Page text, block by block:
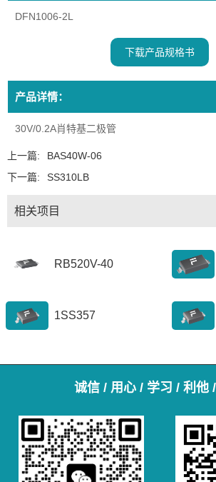
DFN1006-2L
下载产品规格书
产品详情：
30V/0.2A肖特基二极管
上一篇:
BAS40W-06
下一篇:
SS310LB
相关项目
RB520V-40
1SS357
诚信 / 用心 / 学习 / 利他